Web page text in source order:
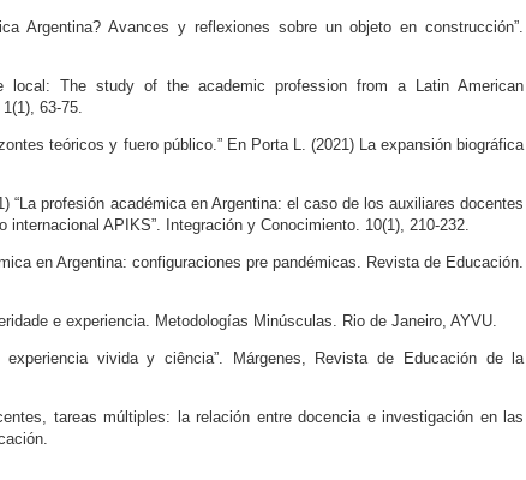
Argentina? Avances y reflexiones sobre un objeto en construcción”.
local: The study of the academic profession from a Latin American
63-75.
teóricos y fuero público.” En Porta L. (2021) La expansión biográfica
profesión académica en Argentina: el caso de los auxiliares docentes
APIKS”. Integración y Conocimiento. 10(1), 210-232.
en Argentina: configuraciones pre pandémicas. Revista de Educación.
e experiencia. Metodologías Minúsculas. Rio de Janeiro, AYVU.
experiencia vivida y ciência”. Márgenes, Revista de Educación de la
tareas múltiples: la relación entre docencia e investigación en las